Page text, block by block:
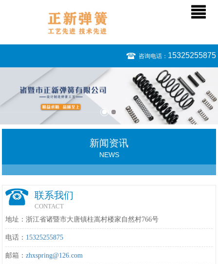
咨询电话： 15325255875
新闻资讯
NEWS
联系我们
CONTACT
地址：浙江省诸暨市大唐镇柱嵩村楼家自然村766号
电话： 15325255875
邮箱：zhxspring@126.com